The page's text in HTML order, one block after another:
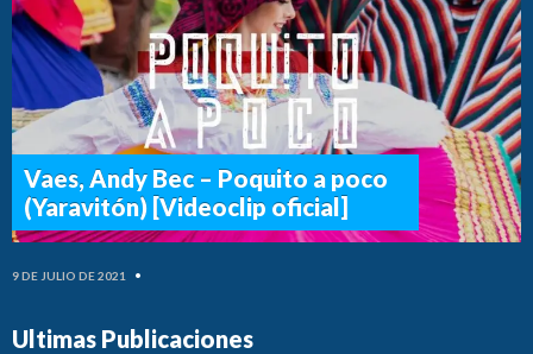
Vaes, Andy Bec – Poquito a poco
(Yaravitón) [Videoclip oficial]
9 DE JULIO DE 2021 •
Ultimas Publicaciones